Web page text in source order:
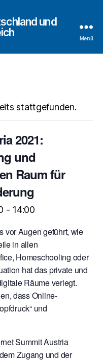
und
Menü
stattgefunden.
2021:
und
Raum für
- 14:00
vor Augen geführt, wie
in allen
Homeschooling oder
hat das private und
Räume verlegt.
dass Online-
und
Summit Austria
Zugang und der